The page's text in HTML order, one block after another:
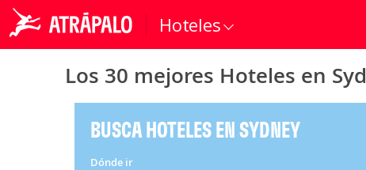
Hoteles
Los 30 mejores Hoteles en
BUSCA HOTELES EN SYDNEY
Dónde ir